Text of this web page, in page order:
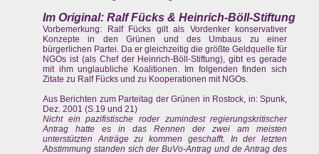
Im Original: Ralf Fücks & Heinrich-Böll-Stiftung
Vorbemerkung: Ralf Fücks gilt als Vordenker konservativer
Konzepte in den Grünen und des Umbaus zu einer
bürgerlichen Partei. Da er gleichzeitig die größte Geldquelle für
NGOs ist (als Chef der Heinrich-Böll-Stiftung), gibt es gerade
mit ihm unglaubliche Koalitionen. Im folgenden finden sich
Zitate zu Ralf Fücks und zu Kooperationen mit NGOs.
Aus Berichten zum Parteitag der Grünen in Rostock, in: Spunk,
Dez. 2001 (S.19 und 21)
Nicht ein pazifistische roder zumindest regierungskritischer
Antrag hatte es in das Rennen der zwei am meisten
unterstützten Anträge zu kommen geschafft. In der letzten
Abstimmung standen sich der BuVo-Antrag und de Antrag des